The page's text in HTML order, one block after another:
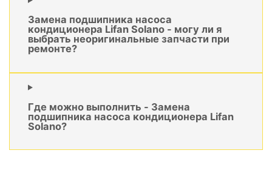
Замена подшипника насоса
кондиционера Lifan Solano - могу ли я
выбрать неоригинальные запчасти при
ремонте?
Где можно выполнить - Замена
подшипника насоса кондиционера Lifan
Solano?